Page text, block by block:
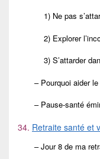
1) Ne pas
2) Explorer
3) S’attarder dans
– Pourquoi aider le
– Pause-santé
34. Retraite santé et
– Jour 8 de ma